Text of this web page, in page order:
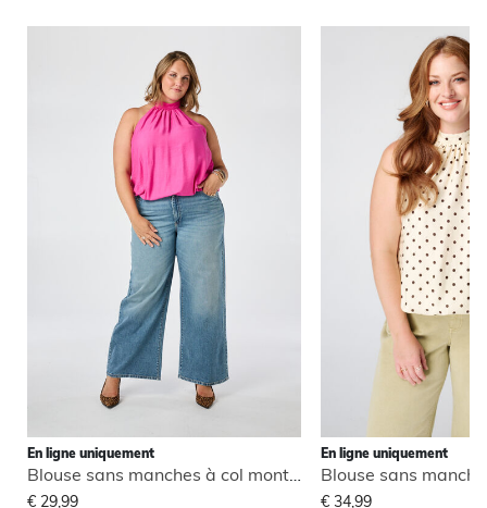
En ligne uniquement
Blouse sans manches à col montant
€ 29,99
En ligne uniquement
€ 34,99